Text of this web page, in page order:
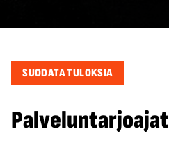
SUODATA TULOKSIA
Palveluntarjoajat